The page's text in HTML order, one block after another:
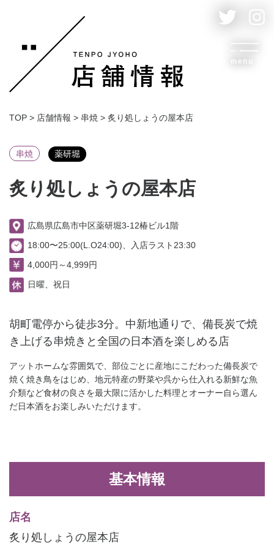
menu
TOP > 店舗情報 > 串焼 > 炙り処しょうの屋本店
串焼 薬研堀
炙り処しょうの屋本店
広島県広島市中区薬研堀3-12椿ビル1階
18:00〜25:00(L.O24:00)、入店ラスト23:30
4,000円～4,999円
日曜、祝日
胡町電停から徒歩3分。中新地通りで、備長炭で焼
き上げる串焼きと全国の日本酒を楽しめる店
アットホームな雰囲気で、部位ごとに産地にこだわった備長炭で
焼く焼き鳥をはじめ、地元特産の野菜や呉から仕入れる新鮮な魚
介類など食材の良さを最大限に活かした料理とオーナー自ら選ん
だ日本酒をお楽しみいただけます。
基本情報
店名
炙り処しょうの屋本店